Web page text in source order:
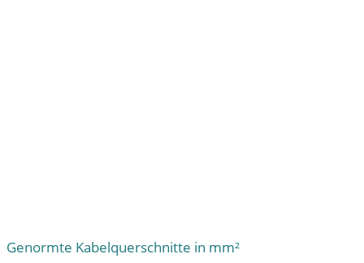
Genormte Kabelquerschnitte in mm²